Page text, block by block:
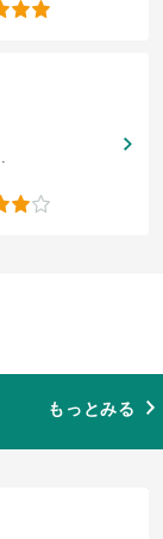
もっとみる